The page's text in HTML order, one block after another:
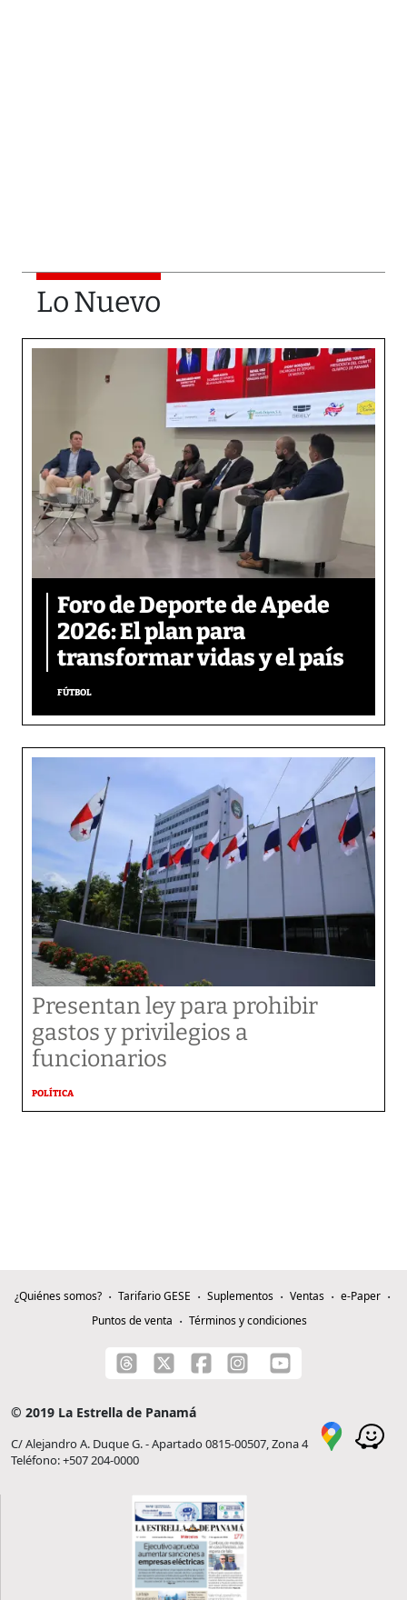
Lo Nuevo
Foro de Deporte de Apede
2026: El plan para
transformar vidas y el país
FÚTBOL
Presentan ley para prohibir
gastos y privilegios a
funcionarios
POLÍTICA
¿Quiénes somos? Tarifario GESE Suplementos Ventas
e-Paper
Puntos de venta
Términos y condiciones
© 2019 La Estrella de Panamá
C/ Alejandro A. Duque G. - Apartado 0815-00507, Zona 4
Teléfono: +507 204-0000